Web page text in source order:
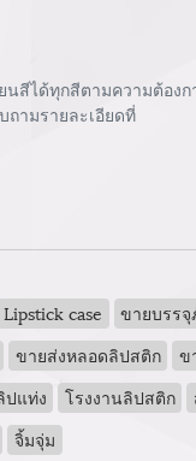
สีได้ทุกสีตามความต้อง
ถามรายละเอียดที่
Lipstick case ขายบรร
ขายส่งหลอดลิปสติก ข
แท่ง
โรงงานลิปสติก
จิ้มจุ่ม